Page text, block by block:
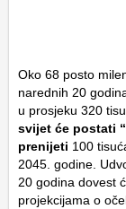
Oko 68 posto
narednih 20
u prosjeku 320
svijet će postati
prenijeti 100
2045. godine.
20 godina dovest
projekcijama o